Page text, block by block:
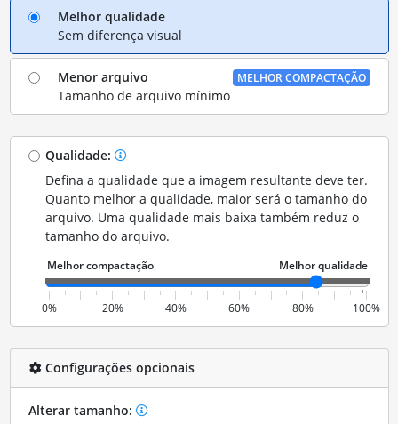
Melhor qualidade
Sem diferença visual
Menor arquivo
Tamanho de arquivo mínimo
MELHOR COMPACTAÇÃO
Qualidade:
Defina a qualidade que a imagem resultante deve ter.
Quanto melhor a qualidade, maior será o tamanho do
arquivo. Uma qualidade mais baixa também reduz o
tamanho do arquivo.
0% 20% 40% 60% 80% 100%
Configurações opcionais
Alterar tamanho: